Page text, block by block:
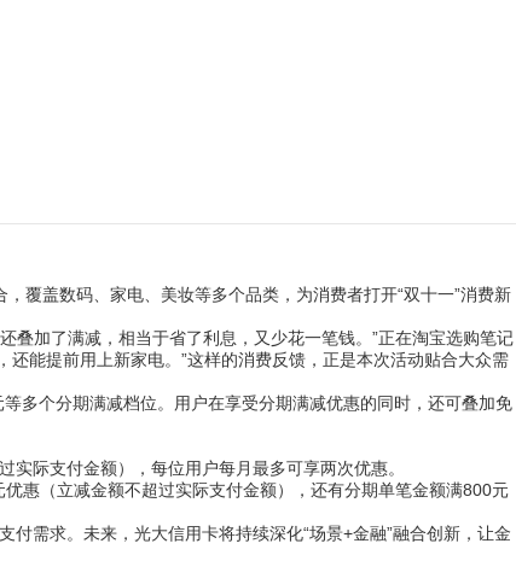
覆盖数码、家电、美妆等多个品类，为消费者打开“双十一”消费新
加了满减，相当于省了利息，又少花一笔钱。”正在淘宝选购笔记
能提前用上新家电。”这样的消费反馈，正是本次活动贴合大众需
多个分期满减档位。用户在享受分期满减优惠的同时，还可叠加免
际支付金额），每位用户每月最多可享两次优惠。
惠（立减金额不超过实际支付金额），还有分期单笔金额满800元
需求。未来，光大信用卡将持续深化“场景+金融”融合创新，让金